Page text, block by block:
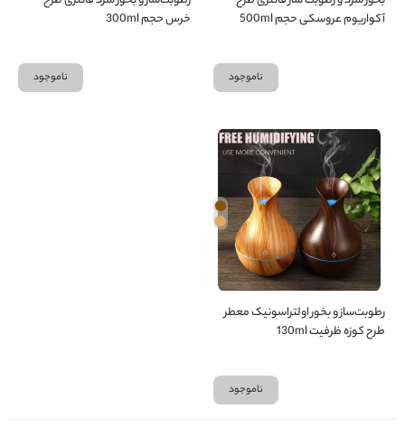
آکواریوم عروسکی حجم 500ml
ناموجود
خرس حجم 300ml
ناموجود
رطوبت‌ساز و بخور اولتراسونیک معطر
طرح کوزه ظرفیت 130ml
ناموجود